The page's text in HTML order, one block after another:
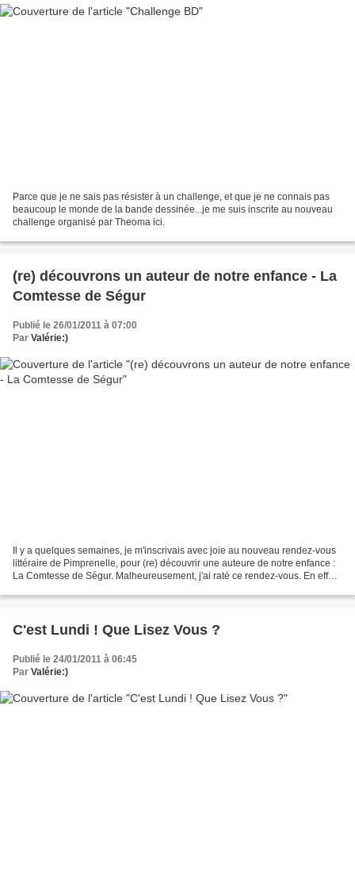
Parce que je ne sais pas résister à un challenge, et que je ne connais pas
beaucoup le monde de la bande dessinée...je me suis inscrite au nouveau
challenge organisé par Theoma ici.
(re) découvrons un auteur de notre enfance - La
Comtesse de Ségur
Publié le 26/01/2011 à 07:00
Par Valérie:)
Il y a quelques semaines, je m'inscrivais avec joie au nouveau rendez-vous
littéraire de Pimprenelle, pour (re) découvrir une auteure de notre enfance :
La Comtesse de Ségur. Malheureusement, j'ai raté ce rendez-vous. En effet,
C'est Lundi ! Que Lisez Vous ?
Publié le 24/01/2011 à 06:45
Par Valérie:)